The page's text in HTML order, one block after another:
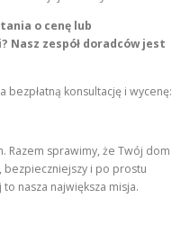
o cenę lub
Nasz zespół doradców jest
bezpłatną konsultację i wycenę:
Razem sprawimy, że Twój dom
bezpieczniejszy i po prostu
nasza największa misja.